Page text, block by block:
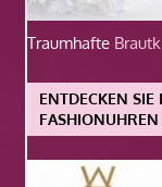
Traumhafte
ENTDECKEN